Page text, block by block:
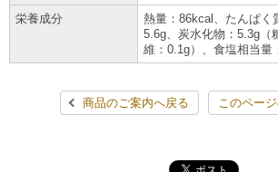
サステナビリティニュース
サステナビリティレポート
English (Services)
한국어(서비스)
栄養成分
熱量：86kcal、たんぱく
5.6g、炭水化物：5.3g（
維：0.1g）、食塩相当量
商品のご案内へ戻る このペー